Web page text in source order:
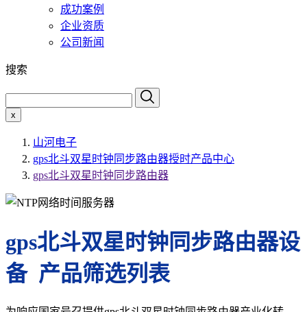
成功案例
企业资质
公司新闻
搜索
x
山河电子
gps北斗双星时钟同步路由器授时产品中心
gps北斗双星时钟同步路由器
gps北斗双星时钟同步路由器设
备 产品筛选列表